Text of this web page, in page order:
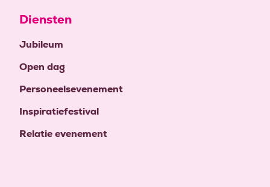
Diensten
Jubileum
Open dag
Personeelsevenement
Inspiratiefestival
Relatie evenement